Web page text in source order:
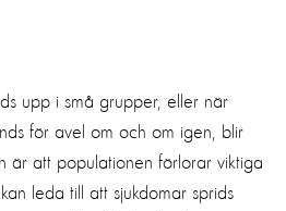
upp i små grupper, eller när
för avel om och om igen, blir
är att populationen förlorar viktiga
leda till att sjukdomar sprids